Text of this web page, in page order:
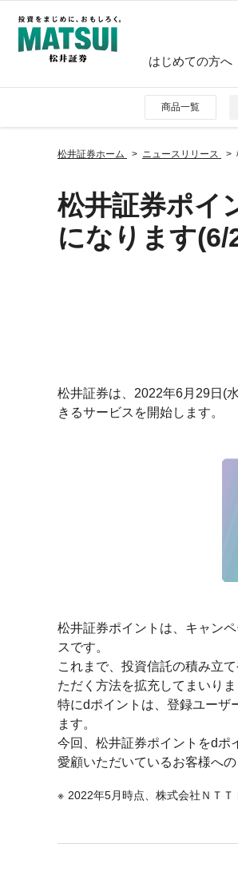
はじめての方へ
商品一覧
松井証券ホーム ニュースリリース
松井証券ポイ
になります
松井証券は、2022年6月29日(
きるサービスを開始します。
松井証券ポイントは、キャン
スです。
これまで、投資信託の積み立
ただく方法を拡充してまいりま
特にdポイントは、登録ユーザ
ます。
今回、松井証券ポイントをdポ
愛顧いただいているお客様へ
2022年5月時点、株式会社ＮＴ